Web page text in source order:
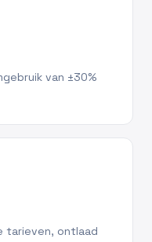
van ±30%
tarieven, ontlaad